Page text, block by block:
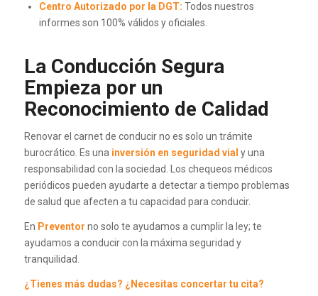
Centro Autorizado por la DGT: Todos nuestros
informes son 100% válidos y oficiales.
La Conducción Segura
Empieza por un
Reconocimiento de Calidad
Renovar el carnet de conducir no es solo un trámite
burocrático. Es una inversión en seguridad vial y una
responsabilidad con la sociedad. Los chequeos médicos
periódicos pueden ayudarte a detectar a tiempo problemas
de salud que afecten a tu capacidad para conducir.
En Preventor no solo te ayudamos a cumplir la ley; te
ayudamos a conducir con la máxima seguridad y
tranquilidad.
¿Tienes más dudas? ¿Necesitas concertar tu cita?